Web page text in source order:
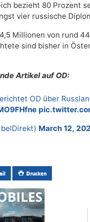
bezieht 80 Prozent
vier russische
Millionen von rund
sind bisher in
Artikel auf OD:
OD über
March 12,
Drucken